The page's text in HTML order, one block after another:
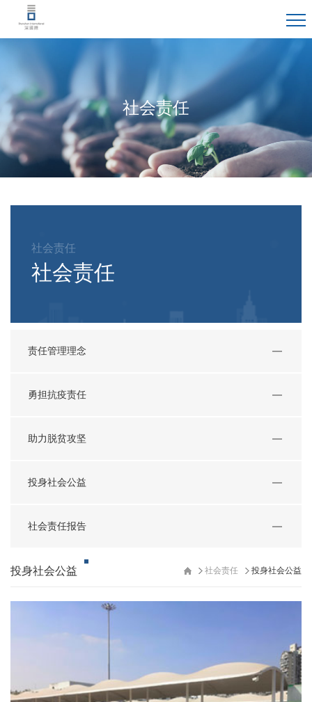
社会责任
社会责任
社会责任
责任管理理念
勇担抗疫责任
助力脱贫攻坚
投身社会公益
社会责任报告
投身社会公益 社会责任 投身社会公益